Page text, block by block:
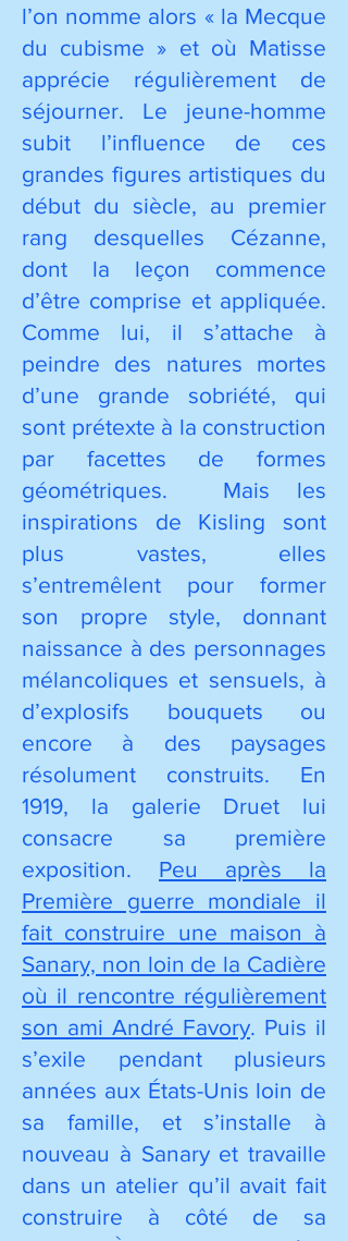
l’on nomme alors « la Mecque
du cubisme » et où Matisse
apprécie régulièrement de
séjourner. Le jeune-homme
subit l’influence de ces
grandes figures artistiques du
début du siècle, au premier
rang desquelles Cézanne,
dont la leçon commence
d’être comprise et appliquée.
Comme lui, il s’attache à
peindre des natures mortes
d’une grande sobriété, qui
sont prétexte à la construction
par facettes de formes
géométriques. Mais les
inspirations de Kisling sont
plus vastes, elles
s’entremêlent pour former
son propre style, donnant
naissance à des personnages
mélancoliques et sensuels, à
d’explosifs bouquets ou
encore à des paysages
résolument construits. En
1919, la galerie Druet lui
consacre sa première
exposition. Peu après la
Première guerre mondiale il
fait construire une maison à
Sanary, non loin de la Cadière
où il rencontre régulièrement
son ami André Favory. Puis il
s’exile pendant plusieurs
années aux États-Unis loin de
sa famille, et s’installe à
nouveau à Sanary et travaille
dans un atelier qu’il avait fait
construire à côté de sa